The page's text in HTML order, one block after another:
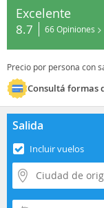
Excelente
8.7 66 Opiniones
Precio por persona con
Consultá formas
Salida
Incluir vuelos
Selecciona la duración